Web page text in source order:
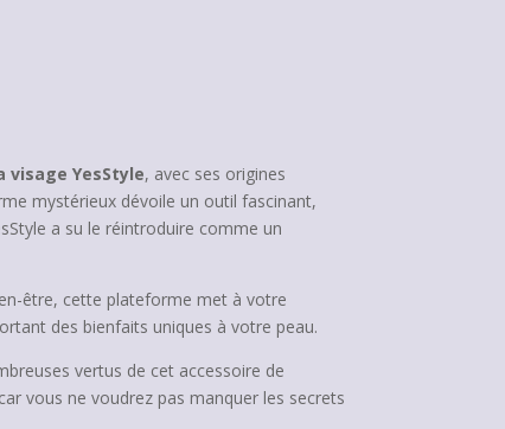
visage YesStyle, avec ses origines
mystérieux dévoile un outil fascinant,
a su le réintroduire comme un
être, cette plateforme met à votre
des bienfaits uniques à votre peau.
vertus de cet accessoire de
vous ne voudrez pas manquer les secrets